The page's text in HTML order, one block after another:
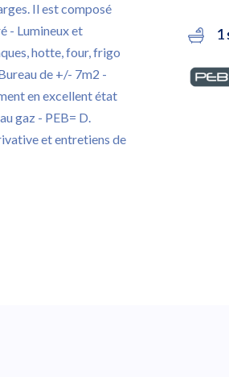
Il est composé
- Lumineux et
hotte, four, frigo
de +/- 7m2 -
en excellent état
gaz - PEB= D.
et entretiens de
1